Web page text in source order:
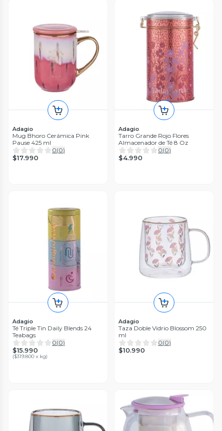
Adagio
Mug Bhoro Cerámica Pink
Pause 425 ml
0(0)
$17.990
Adagio
Tarro Grande Rojo Flores
Almacenador de Té 8 Oz
0(0)
$4.990
Adagio
Té Triple Tin Daily Blends 24
Teabags
0(0)
$15.990
($319.800 x kg)
Adagio
Taza Doble Vidrio Blossom 250
ml
0(0)
$10.990